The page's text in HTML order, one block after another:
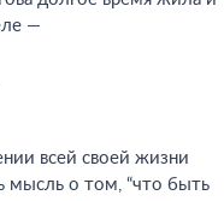
—
всей своей жизни
мысль о том, “что быть